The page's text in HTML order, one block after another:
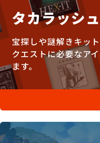
タカラッシ
宝探しや謎解きキッ
クエストに必要なア
ます。